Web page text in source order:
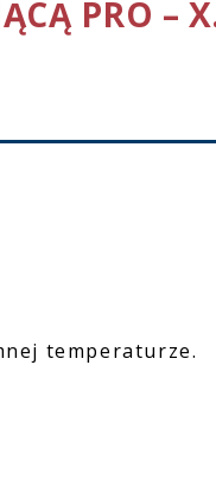
PRO –
temperaturze.